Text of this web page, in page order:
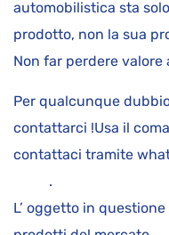
automobilistica sta
prodotto, non la sua
Non far perdere valore
Per qualcunque
contattarci !Usa il
contattaci tramite
.
L’ oggetto in